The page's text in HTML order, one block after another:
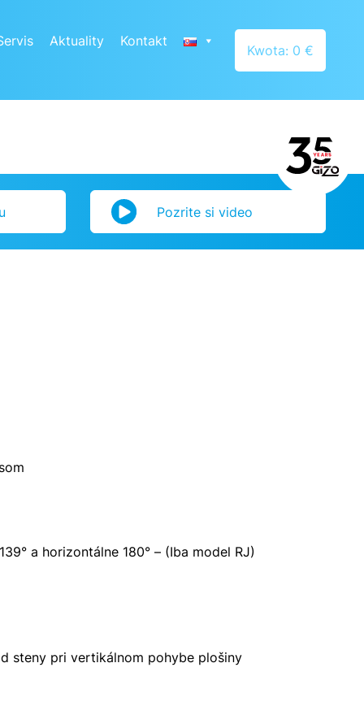
Kwota: 0 €
Aktuality Kontakt
Pozrite si video
a horizontálne 180° – (Iba model RJ)
steny pri vertikálnom pohybe plošiny